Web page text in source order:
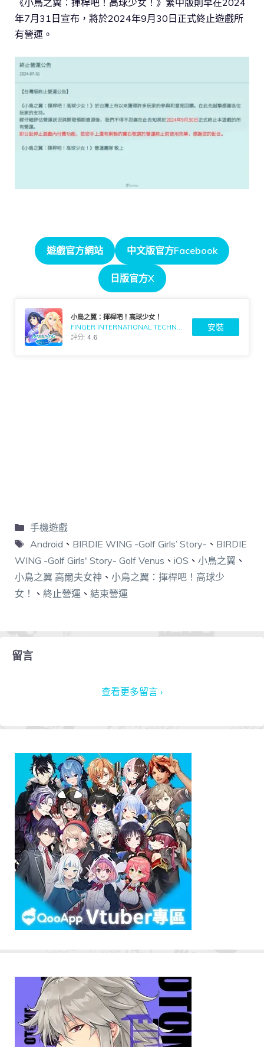
年7月31日宣布，將於2024年9月30日正式終止遊戲所
有營運。
遊戲官方網站 中文版官方Facebook
日版官方X
小鳥之翼：揮桿吧！高球少女！
FINGER INTERNATIONAL TECHNOLOGY CORP.
評分:4.6
安裝
手機遊戲
Android 、 BIRDIE WING -Golf Girls’ Story- 、 BIRDIE
WING -Golf Girls' Story- Golf Venus 、 iOS 、 小鳥之翼 、
小鳥之翼 高爾夫女神 、 小鳥之翼：揮桿吧！高球少
女！
、 終止營運 、 結束營運
留言
查看更多留言 ›